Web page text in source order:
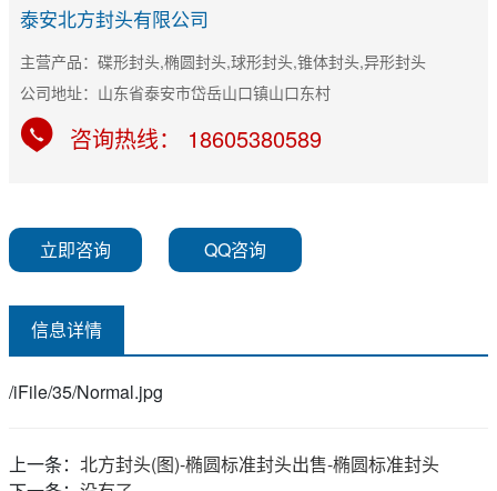
泰安北方封头有限公司
主营产品：碟形封头,椭圆封头,球形封头,锥体封头,异形封头
公司地址：山东省泰安市岱岳山口镇山口东村
咨询热线： 18605380589
立即咨询 QQ咨询
信息详情
/iFile/35/Normal.jpg
上一条： 北方封头(图)-椭圆标准封头出售-椭圆标准封头